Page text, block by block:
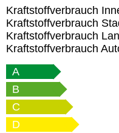
Kraftstoffverbrauch
Kraftstoffverbrauch
Kraftstoffverbrauch
Kraftstoffverbrauch
A
B
C
D